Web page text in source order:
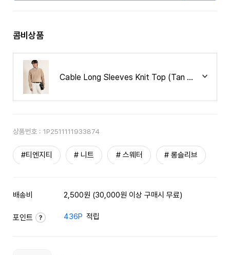
콤비상품
Cable Long Sleeves Knit Top (Tan Beige)
상품번호 : 1P2511111933874
#티엔지티 # 니트 # 스웨터 # 롱슬리브
배송비 2,500원 (30,000원 이상 구매시 무료)
포인트 436P 적립